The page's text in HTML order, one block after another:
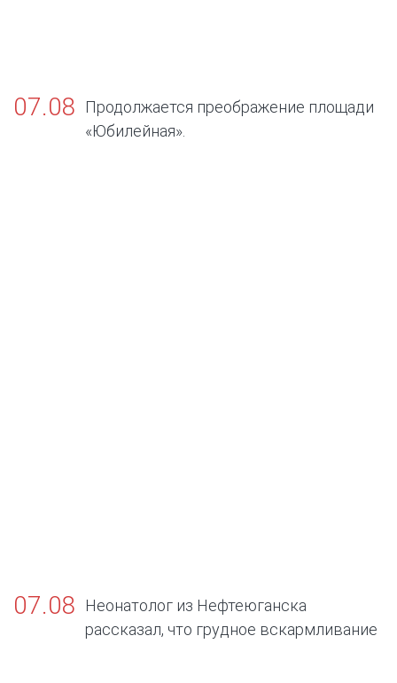
07.08
Продолжается преображение площади
«Юбилейная».
07.08
Неонатолог из Нефтеюганска
рассказал, что грудное вскармливание